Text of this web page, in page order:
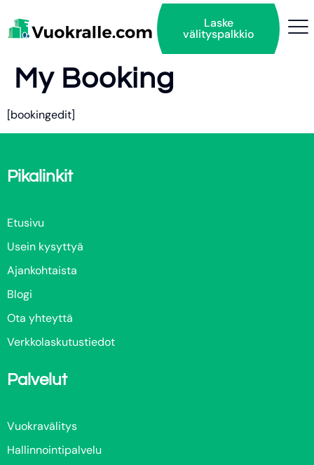
Laske
välityspalkkio
My Booking
[bookingedit]
Pikalinkit
Etusivu
Usein kysyttyä
Ajankohtaista
Blogi
Ota yhteyttä
Verkkolaskutustiedot
Palvelut
Vuokravälitys
Hallinnointipalvelu